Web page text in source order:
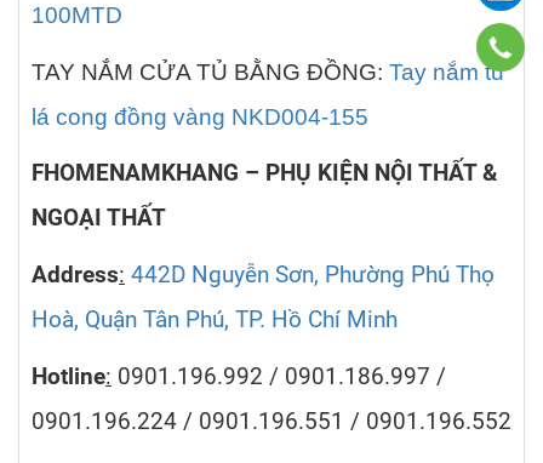
100MTD
TAY NẮM CỬA TỦ BẰNG ĐỒNG: Tay nắm tủ
lá cong đồng vàng NKD004-155
FHOMENAMKHANG – PHỤ KIỆN NỘI THẤT &
NGOẠI THẤT
Address: 442D Nguyễn Sơn, Phường Phú Thọ
Hoà, Quận Tân Phú, TP. Hồ Chí Minh
Hotline: 0901.196.992 / 0901.186.997 /
0901.196.224 / 0901.196.551 / 0901.196.552